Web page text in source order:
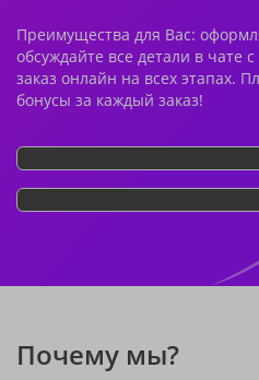
Преимущества для Вас:
обсуждайте все детали в чате
заказ онлайн на всех этапах.
бонусы за каждый заказ!
Почему мы?